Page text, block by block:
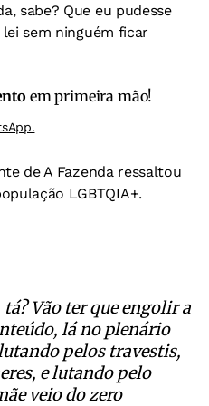
sabe? Que eu pudesse
sem ninguém ficar
em primeira mão!
de A Fazenda ressaltou
LGBTQIA+.
Vão ter que engolir a
lá no plenário
pelos travestis,
e lutando pelo
veio do zero